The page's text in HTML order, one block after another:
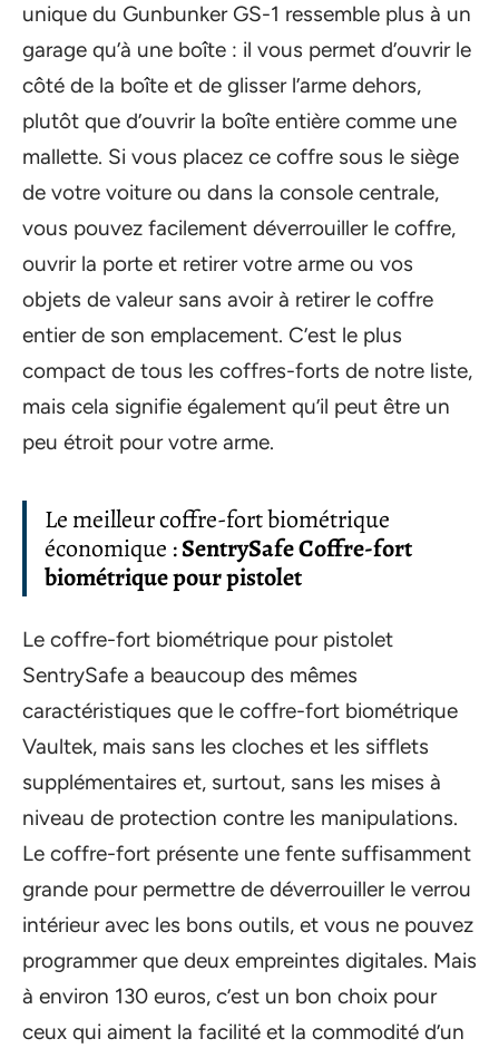
unique du Gunbunker GS-1 ressemble plus à un
garage qu’à une boîte : il vous permet d’ouvrir le
côté de la boîte et de glisser l’arme dehors,
plutôt que d’ouvrir la boîte entière comme une
mallette. Si vous placez ce coffre sous le siège
de votre voiture ou dans la console centrale,
vous pouvez facilement déverrouiller le coffre,
ouvrir la porte et retirer votre arme ou vos
objets de valeur sans avoir à retirer le coffre
entier de son emplacement. C’est le plus
compact de tous les coffres-forts de notre liste,
mais cela signifie également qu’il peut être un
peu étroit pour votre arme.
Le meilleur coffre-fort biométrique
économique :SentrySafe Coffre-fort
biométrique pour pistolet
Le coffre-fort biométrique pour pistolet
SentrySafe a beaucoup des mêmes
caractéristiques que le coffre-fort biométrique
Vaultek, mais sans les cloches et les sifflets
supplémentaires et, surtout, sans les mises à
niveau de protection contre les manipulations.
Le coffre-fort présente une fente suffisamment
grande pour permettre de déverrouiller le verrou
intérieur avec les bons outils, et vous ne pouvez
programmer que deux empreintes digitales. Mais
à environ 130 euros, c’est un bon choix pour
ceux qui aiment la facilité et la commodité d’un